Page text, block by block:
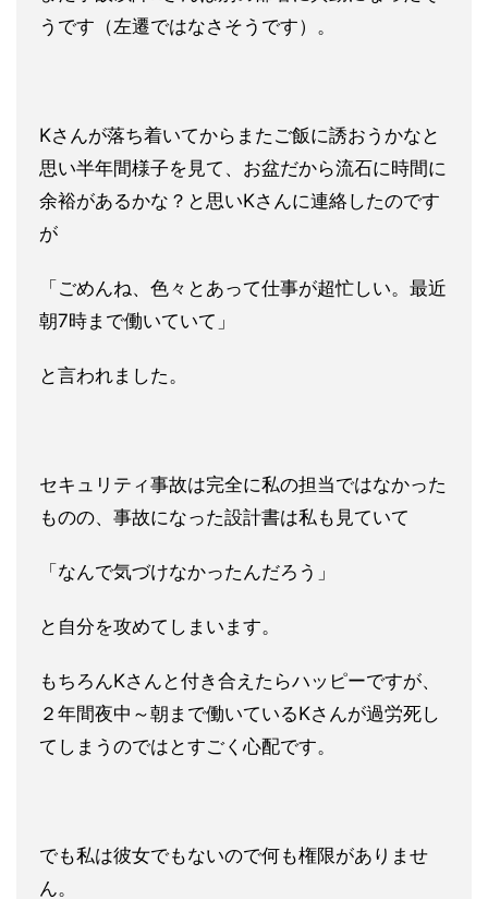
うです（左遷ではなさそうです）。
Kさんが落ち着いてからまたご飯に誘おうかなと
思い半年間様子を 見て、お盆だから流石に時間に
余裕があるかな？と思いKさんに連絡したのです
が
「ごめんね、色々とあって仕事が超忙しい。 最近
朝7時まで働いていて」
と言われました。
セキュリティ事故は完全に私の担当ではなかった
ものの、事故になった設計書は私も見ていて
「なんで気づけなかったんだろう」
と自分を攻めてしまいます。
もちろんKさんと付き合えたらハッピーですが、
２年間夜中～朝ま で働いているKさんが過労死し
てしまうのではとすごく心配です。
でも私は彼女でもないので何も権限がありませ
ん。